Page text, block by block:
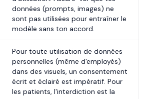
données (prompts, images) ne
sont pas utilisées pour entraîner le
modèle sans ton accord.
Pour toute utilisation de données
personnelles (même d'employés)
dans des visuels, un consentement
écrit et éclairé est impératif. Pour
les patients, l'interdiction est la